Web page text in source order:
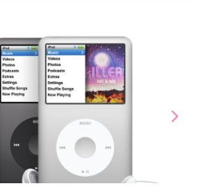
arrow_forward_iosNext